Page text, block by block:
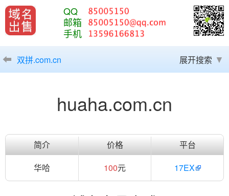
QQ
邮箱
手机
双拼.com.cn 展开搜索
huaha.com.cn
简介 价格
平台
华哈
100元 17EX